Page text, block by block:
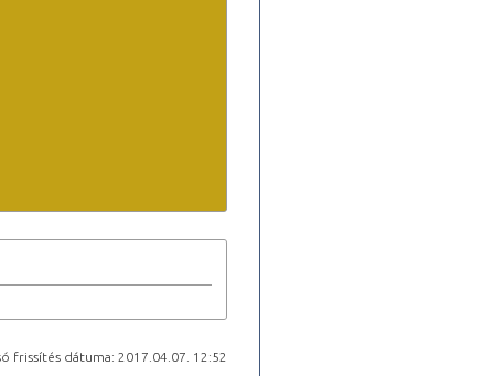
frissítés dátuma: 2017.04.07. 12:52